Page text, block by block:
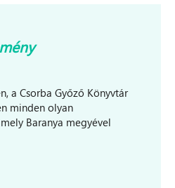
a Csorba Győző Könyvtár
minden olyan
Baranya megyével